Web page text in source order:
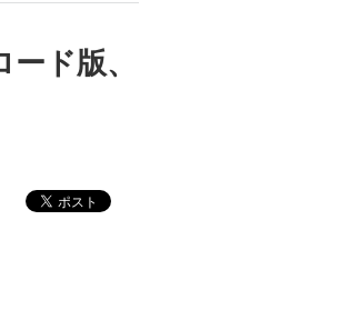
ド版、